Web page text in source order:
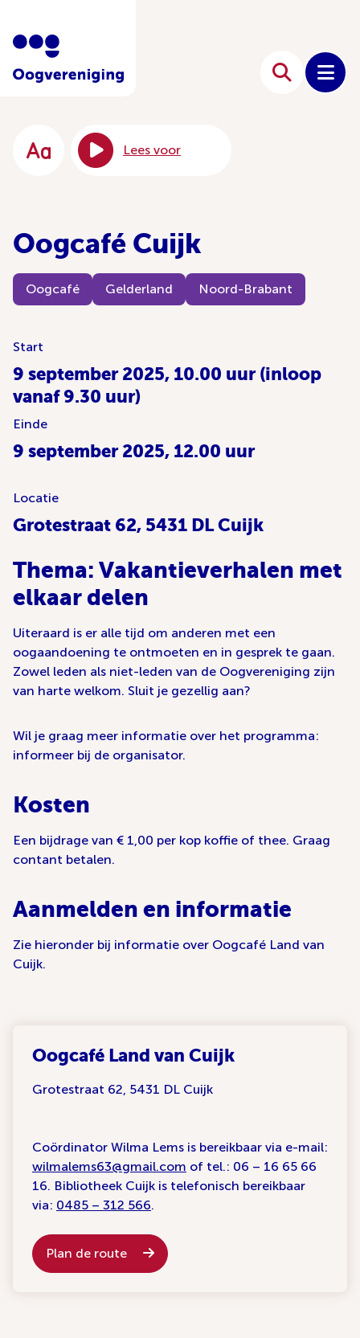
Lees voor
Oogcafé Cuijk
Oogcafé Gelderland Noord-Brabant
Start
9 september 2025, 10.00 uur (inloop
vanaf 9.30 uur)
Einde
9 september 2025, 12.00 uur
Locatie
Grotestraat 62, 5431 DL Cuijk
Thema: Vakantieverhalen met
elkaar delen
Uiteraard is er alle tijd om anderen met een
oogaandoening te ontmoeten en in gesprek te gaan.
Zowel leden als niet-leden van de Oogvereniging zijn
van harte welkom. Sluit je gezellig aan?
Wil je graag meer informatie over het programma:
informeer bij de organisator.
Kosten
Een bijdrage van € 1,00 per kop koffie of thee. Graag
contant betalen.
Aanmelden en informatie
Zie hieronder bij informatie over Oogcafé Land van
Cuijk.
Oogcafé Land van Cuijk
Grotestraat 62, 5431 DL Cuijk
Coördinator Wilma Lems is bereikbaar via e-mail:
wilmalems63@gmail.com of tel.: 06 – 16 65 66
16. Bibliotheek Cuijk is telefonisch bereikbaar
via: 0485 – 312 566.
Plan de route